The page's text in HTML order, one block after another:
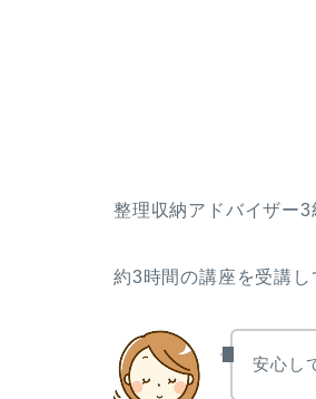
整理収納アドバイザー3
約3時間の講座を受講し
安心し